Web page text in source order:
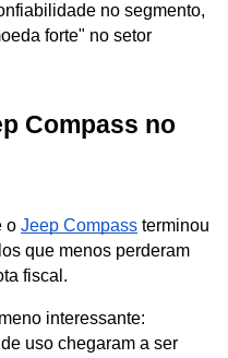
no segmento,
forte" no setor
Compass no
o Jeep Compass terminou
que menos perderam
fiscal.
interessante:
uso chegaram a ser